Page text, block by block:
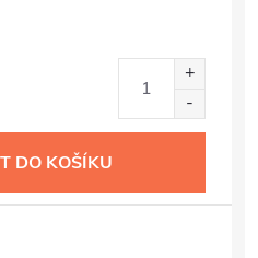
DO KOŠÍKU